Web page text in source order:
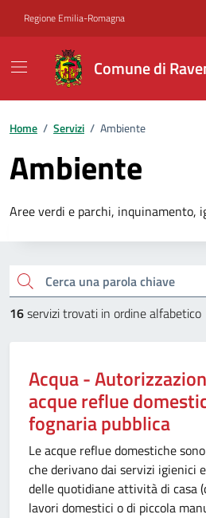
Regione Emilia-Romagna
Comune di
Home / Servizi / Ambiente
Ambiente
Aree verdi e parchi, inquinamento,
Esplora tutti i
Cerca una parola chiave
16servizi trovati in ordine alfabetico
Acqua -
acque reflue
fognaria pubblica
Le acque reflue domestiche
che derivano dai servizi igienici
delle quotidiane attività di casa
lavori domestici o di piccola